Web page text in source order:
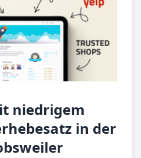
niedrigem
in der